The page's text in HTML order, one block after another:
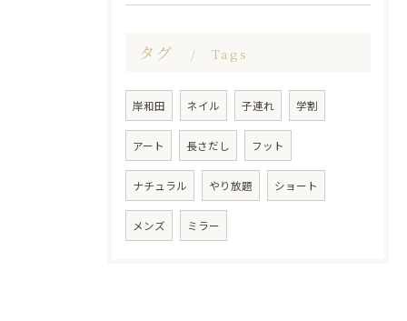
タグ Tags
岸和田 ネイル 子連れ 学割
アート 長さだし フット
ナチュラル やり放題 ショート
メンズ ミラー